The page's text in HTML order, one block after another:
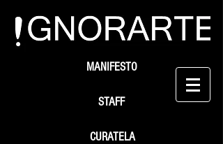
STAFF
MANIFESTO
CURATELA